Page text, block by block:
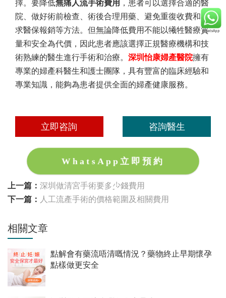
擇。要降低無痛人流手術費用 ，患者可以選擇合適的醫
院、做好術前檢查、術後合理用藥、避免重復收費和尋
求醫保報銷等方法。但無論降低費用不能以犧牲醫療質
量和安全為代價，因此患者應該選擇正規醫療機構和技
術熟練的醫生進行手術和治療。 深圳怡康婦產醫院擁有
專業的婦產科醫生和護士團隊，具有豐富的臨床經驗和
專業知識，能夠為患者提供全面的婦產健康服務。
立即咨詢 咨詢醫生
WhatsApp立即預約
上一篇： 深圳做清宮手術要多少錢費用
下一篇： 人工流產手術的價格範圍及相關費用
相關文章
點解會有藥流唔清嘅情況？藥物終止早期懷孕
點樣做更安全